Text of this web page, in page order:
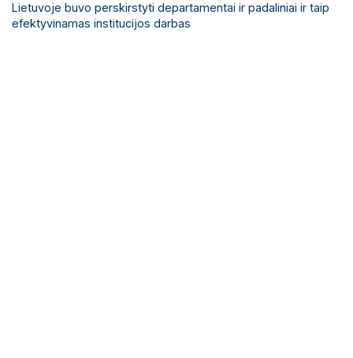
Lietuvoje buvo perskirstyti departamentai ir padaliniai ir taip
efektyvinamas institucijos darbas